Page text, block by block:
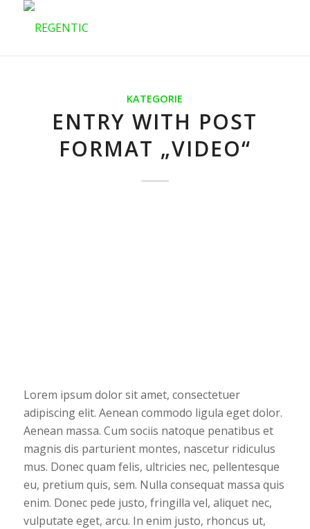
KATEGORIE
ENTRY WITH POST
FORMAT „VIDEO“
Lorem ipsum dolor sit amet, consectetuer
adipiscing elit. Aenean commodo ligula eget dolor.
Aenean massa. Cum sociis natoque penatibus et
magnis dis parturient montes, nascetur ridiculus
mus. Donec quam felis, ultricies nec, pellentesque
eu, pretium quis, sem. Nulla consequat massa quis
enim. Donec pede justo, fringilla vel, aliquet nec,
vulputate eget, arcu. In enim justo, rhoncus ut,